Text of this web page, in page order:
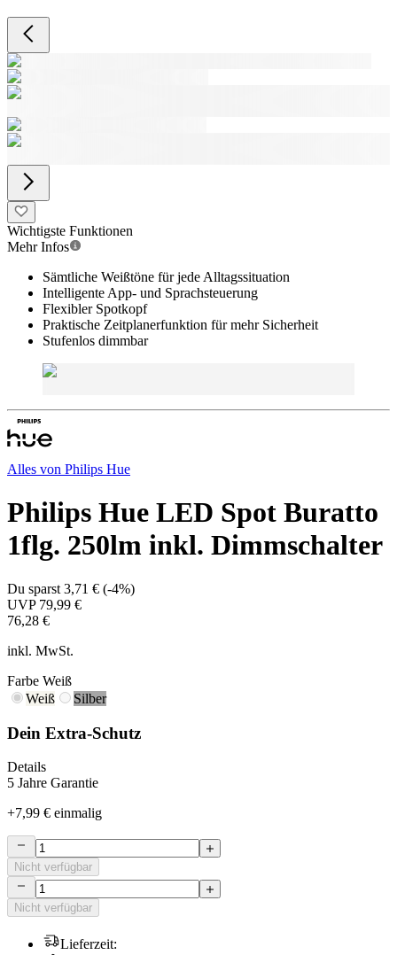
Wichtigste Funktionen
Mehr Infos
Sämtliche Weißtöne für jede Alltagssituation
Intelligente App- und Sprachsteuerung
Flexibler Spotkopf
Praktische Zeitplanerfunktion für mehr Sicherheit
Stufenlos dimmbar
Alles von Philips Hue
Philips Hue LED Spot Buratto
1flg. 250lm inkl. Dimmschalter
Du sparst 3,71 € (-4%)
UVP 79,99 €
76,28 €
inkl. MwSt.
Farbe Weiß
Weiß
Silber
Dein Extra-Schutz
Details
5 Jahre Garantie
+7,99 € einmalig
Nicht verfügbar
Nicht verfügbar
Lieferzeit: